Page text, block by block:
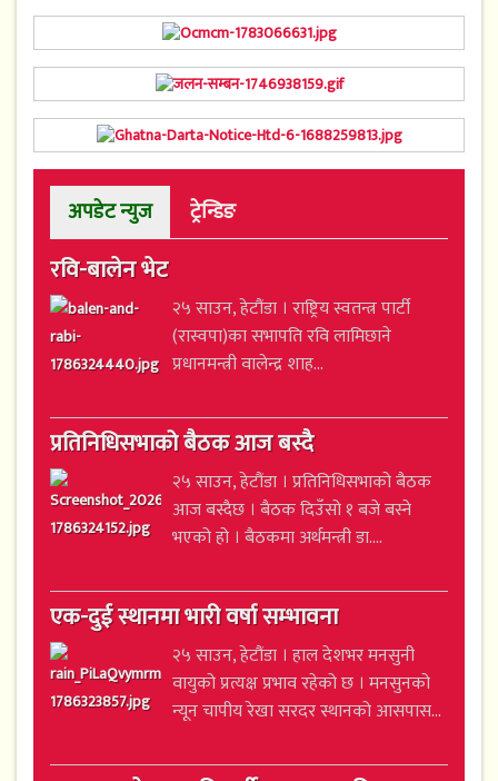
अपडेट न्युज ट्रेन्डिङ
रवि-बालेन भेट
२५ साउन, हेटौंडा । राष्ट्रिय स्वतन्त्र पार्टी
(रास्वपा)का सभापति रवि लामिछाने
प्रधानमन्त्री वालेन्द्र शाह...
प्रतिनिधिसभाको बैठक आज बस्दै
२५ साउन, हेटौंडा । प्रतिनिधिसभाको बैठक
आज बस्दैछ । बैठक दिउँसो १ बजे बस्ने
भएको हो । बैठकमा अर्थमन्त्री डा....
एक-दुई स्थानमा भारी वर्षा सम्भावना
२५ साउन, हेटौंडा । हाल देशभर मनसुनी
वायुको प्रत्यक्ष प्रभाव रहेको छ । मनसुनको
न्यून चापीय रेखा सरदर स्थानको आसपास...